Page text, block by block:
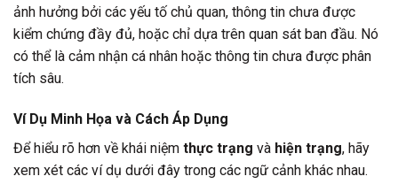
ảnh hưởng bởi các yếu tố chủ quan, thông tin chưa được
kiểm chứng đầy đủ, hoặc chỉ dựa trên quan sát ban đầu. Nó
có thể là cảm nhận cá nhân hoặc thông tin chưa được phân
tích sâu.
Ví Dụ Minh Họa và Cách Áp Dụng
Để hiểu rõ hơn về khái niệm thực trạng và hiện trạng, hãy
xem xét các ví dụ dưới đây trong các ngữ cảnh khác nhau.